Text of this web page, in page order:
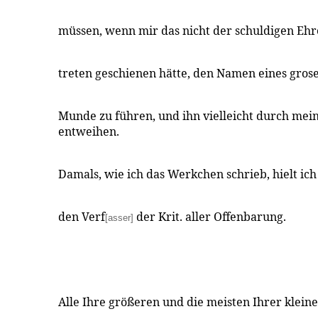
müssen, wenn mir das nicht der schuldigen
treten geschienen hätte, den Namen eines
Munde zu führen, und ihn vielleicht durch
entweihen.
Damals, wie ich das Werkchen schrieb, hielt
den Verf[asser] der Krit. aller Offenbarung.
Alle Ihre größeren und die meisten Ihrer